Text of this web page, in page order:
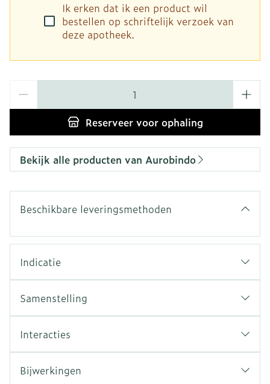
Ik erken dat ik een product wil
bestellen op schriftelijk verzoek van
deze apotheek.
Reserveervoor ophaling
Bekijk alle producten van Aurobindo
Beschikbare leveringsmethoden
Indicatie
Samenstelling
Interacties
Bijwerkingen